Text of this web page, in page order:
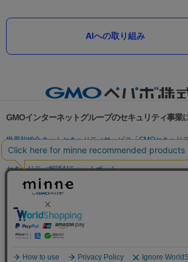
AIへの取り組み
GMOインターネットグループのセキュリティ事業
世界初総合ネットセキュリティサービス「GMOセキュリテ
パスワード漏洩診断
Webサイトリスク診断
セキュリティ相談AIチャットボット
実在証明・盗聴対策
サイバー攻撃対策（GMO Flatt Security）
セキュリティ事業の軌跡